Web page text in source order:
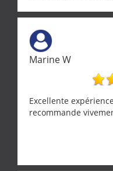
Une équipe
vraiment rassurant
artisans aussi
Marine W
Excellente
recommande